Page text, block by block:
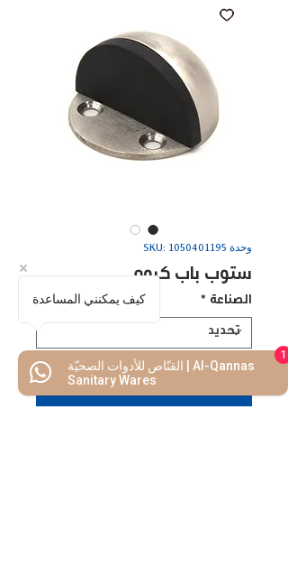
وحدة SKU: 1050401195
ستوب باب كروم
الصناعة *
اضف للسلة
كيف يمكنني المساعدة
القنّاص للأدوات الصحيّة | Al-Qannas
Sanitary Wares
1